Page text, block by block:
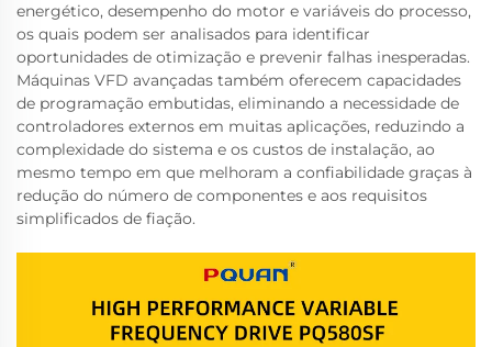
energético, desempenho do motor e variáveis do processo,
os quais podem ser analisados para identificar
oportunidades de otimização e prevenir falhas inesperadas.
Máquinas VFD avançadas também oferecem capacidades
de programação embutidas, eliminando a necessidade de
controladores externos em muitas aplicações, reduzindo a
complexidade do sistema e os custos de instalação, ao
mesmo tempo em que melhoram a confiabilidade graças à
redução do número de componentes e aos requisitos
simplificados de fiação.